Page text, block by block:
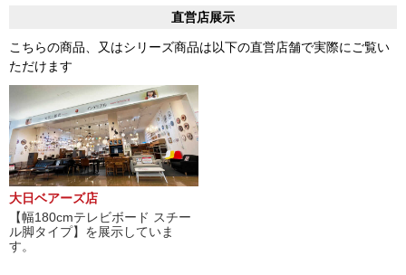
直営店展示
こちらの商品、又はシリーズ商品は以下の直営店舗で実際にご覧い
ただけます
大日ベアーズ店
【幅180cmテレビボード スチー
ル脚タイプ】を展示していま
す。